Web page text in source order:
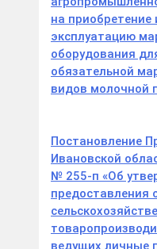
на
эксплуатацию
оборудования
обязательной
видов молочной
Постановление
Ивановской
№ 255-п «Об
предоставления
ведущих личные